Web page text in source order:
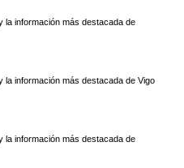
la información más destacada de
la información más destacada de Vigo
la información más destacada de